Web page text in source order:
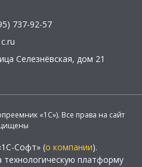
737-92-57
Селезнёвская, дом 21
«1С»). Все права на сайт
Софт» (о компании).
платформу